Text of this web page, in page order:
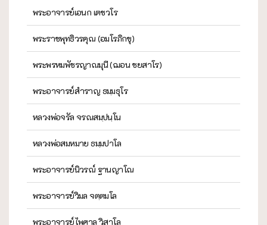
พระอาจารย์เอนก เตชวโร
พระราชพุทธิวรคุณ (อมโรภิกขุ)
พระพรหมพัชรญาณมุนี (ฌอน ชยสาโร)
พระอาจารย์สำราญ ธมฺมธุโร
หลวงพ่อจรัล จรณสมฺปนฺโน
หลวงพ่อสมหมาย ธมฺมปาโล
พระอาจารย์นิวรณ์ ฐานญาโณ
พระอาจารย์วิมล จตฺตมโล
พระอาจารย์ไพศาล วิสาโล